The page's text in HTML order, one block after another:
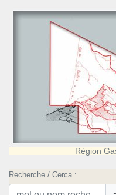
Région
Recherche / Cerca :